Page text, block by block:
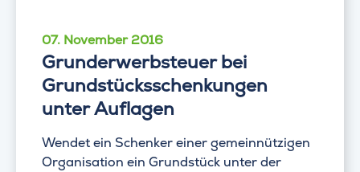
07. November 2016
Grunderwerbsteuer bei
Grundstücksschenkungen
unter Auflagen
Wendet ein Schenker einer gemeinnützigen
Organisation ein Grundstück unter der